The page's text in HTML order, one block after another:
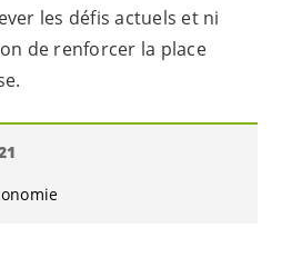
les défis actuels et ni
de renforcer la place